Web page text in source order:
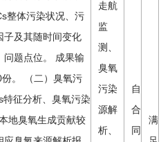
整体污染状况、污
子及其随时间变化
问题点位。 成果输
。 （二）臭氧污
征分析、臭氧污染
地臭氧生成贡献较
走航
监
测、
臭氧
污染
源解
析、
自
合
同
满